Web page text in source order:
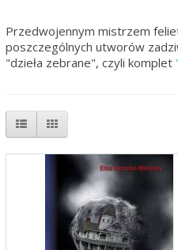
Przedwojennym mistrzem
poszczególnych utworów
"dzieła zebrane", czyli komplet